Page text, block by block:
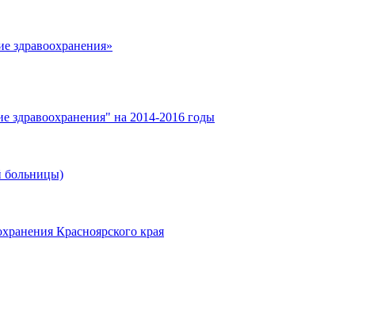
здравоохранения»
здравоохранения" на 2014-2016 годы
больницы)
Красноярского края